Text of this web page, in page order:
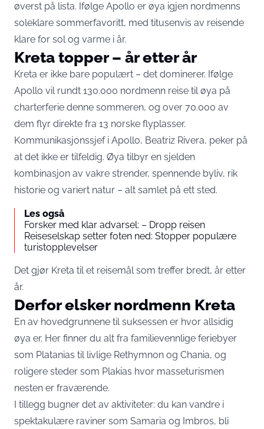
øverst på lista. Ifølge Apollo er øya igjen nordmenns
soleklare sommerfavoritt, med titusenvis av reisende
klare for sol og varme i år.
Kreta topper – år etter år
Kreta er ikke bare populært – det dominerer. Ifølge
Apollo vil rundt 130.000 nordmenn reise til øya på
charterferie denne sommeren, og over 70.000 av
dem flyr direkte fra 13 norske flyplasser.
Kommunikasjonssjef i Apollo, Beatriz Rivera, peker på
at det ikke er tilfeldig. Øya tilbyr en sjelden
kombinasjon av vakre strender, spennende byliv, rik
historie og variert natur – alt samlet på ett sted.
Les også
Forsker med klar advarsel: – Dropp reisen
Reiseselskap setter foten ned: Stopper populære
turistopplevelser
Det gjør Kreta til et reisemål som treffer bredt, år etter
år.
Derfor elsker nordmenn Kreta
En av hovedgrunnene til suksessen er hvor allsidig
øya er. Her finner du alt fra familievennlige feriebyer
som Platanias til livlige Rethymnon og Chania, og
roligere steder som Plakias hvor masseturismen
nesten er fraværende.
I tillegg bugner det av aktiviteter: du kan vandre i
spektakulære raviner som Samaria og Imbros, bli